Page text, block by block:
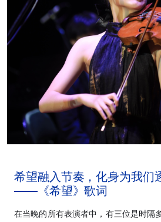
希望融入节奏，化身为我们
——《希望》歌词
在当晚的所有表演者中，有三位是时隔